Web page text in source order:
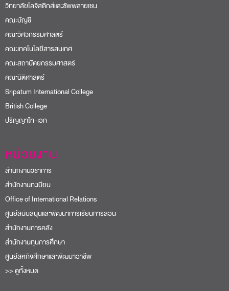
วิทยาลัยโลจิสติกส์และซัพพลายเชน
คณะบัญชี
คณะวิศวกรรมศาสตร์
คณะเทคโนโลยีสารสนเทศ
คณะสถาปัตยกรรมศาสตร์
คณะนิติศาสตร์
Sripatum International College
British College
ปริญญาโท-เอก
หน่วยงาน
สำนักงานวิชาการ
สำนักงานทะเบียน
Office of International Relations
ศูนย์สนับสนุนและพัฒนาการเรียนการสอน
สำนักงานการคลัง
สำนักงานทุนการศึกษา
ศูนย์สหกิจศึกษาและพัฒนาอาชีพ
>> ดูทั้งหมด